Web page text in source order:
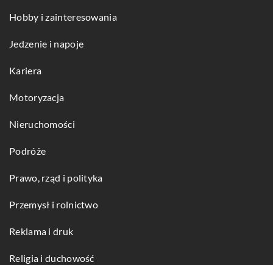
Hobby i zainteresowania
Jedzenie i napoje
Kariera
Motoryzacja
Nieruchomości
Podróże
Prawo, rząd i polityka
Przemysł i rolnictwo
Reklama i druk
Religia i duchowość